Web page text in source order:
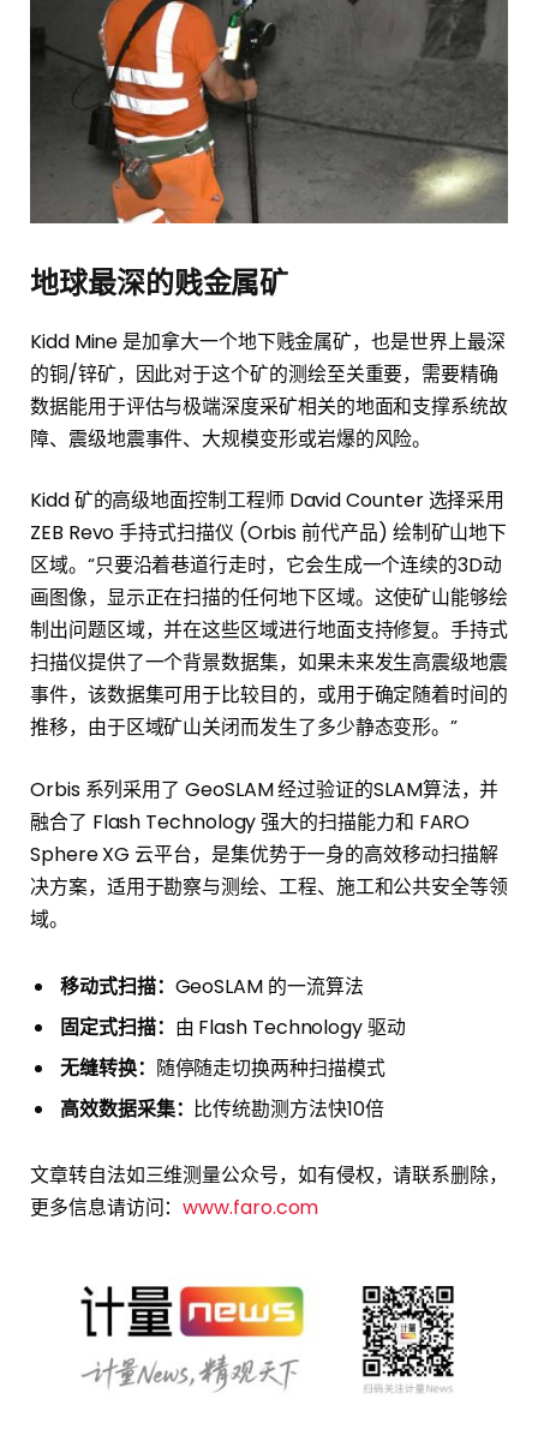
地球最深的贱金属矿
Kidd Mine 是加拿大一个地下贱金属矿，也是世界上最深
的铜/锌矿，因此对于这个矿的测绘至关重要，需要精确
数据能用于评估与极端深度采矿相关的地面和支撑系统故
障、震级地震事件、大规模变形或岩爆的风险。
Kidd 矿的高级地面控制工程师 David Counter 选择采用
ZEB Revo 手持式扫描仪 (Orbis 前代产品) 绘制矿山地下
区域。“只要沿着巷道行走时，它会生成一个连续的3D动
画图像，显示正在扫描的任何地下区域。这使矿山能够绘
制出问题区域，并在这些区域进行地面支持修复。手持式
扫描仪提供了一个背景数据集，如果未来发生高震级地震
事件，该数据集可用于比较目的，或用于确定随着时间的
推移，由于区域矿山关闭而发生了多少静态变形。”
Orbis 系列采用了 GeoSLAM 经过验证的SLAM算法，并
融合了 Flash Technology 强大的扫描能力和 FARO
Sphere XG 云平台，是集优势于一身的高效移动扫描解
决方案，适用于勘察与测绘、工程、施工和公共安全等领
域。
移动式扫描： GeoSLAM 的一流算法
固定式扫描： 由 Flash Technology 驱动
无缝转换： 随停随走切换两种扫描模式
高效数据采集： 比传统勘测方法快10倍
文章转自法如三维测量公众号，如有侵权，请联系删除，
更多信息请访问：www.faro.com